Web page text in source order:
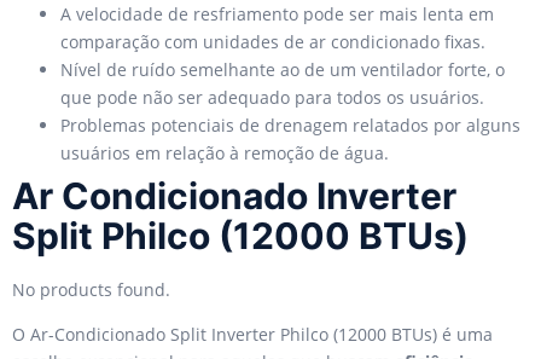
A velocidade de resfriamento pode ser mais lenta em
comparação com unidades de ar condicionado fixas.
Nível de ruído semelhante ao de um ventilador forte, o
que pode não ser adequado para todos os usuários.
Problemas potenciais de drenagem relatados por alguns
usuários em relação à remoção de água.
Ar Condicionado Inverter
Split Philco (12000 BTUs)
No products found.
O Ar-Condicionado Split Inverter Philco (12000 BTUs) é uma